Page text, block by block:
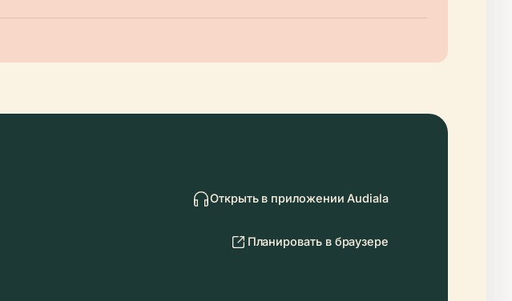
Открыть в приложении Audiala
Планировать в браузере